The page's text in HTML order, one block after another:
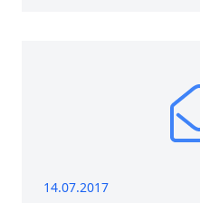
14.07.2017